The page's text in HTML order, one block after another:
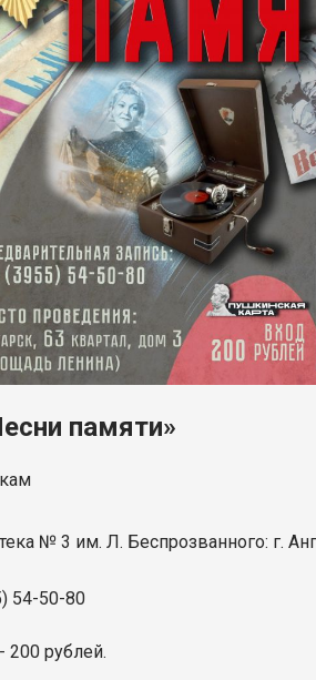
памяти»
№ 3 им. Л. Беспрозванного: г.
54-50-80
200 рублей.